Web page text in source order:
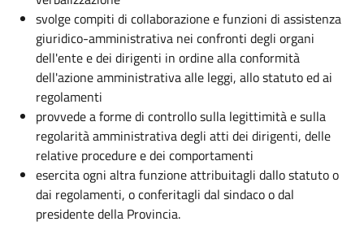
svolge compiti di collaborazione e funzioni di assistenza
giuridico-amministrativa nei confronti degli organi
dell'ente e dei dirigenti in ordine alla conformità
dell'azione amministrativa alle leggi, allo statuto ed ai
regolamenti
provvede a forme di controllo sulla legittimità e sulla
regolarità amministrativa degli atti dei dirigenti, delle
relative procedure e dei comportamenti
esercita ogni altra funzione attribuitagli dallo statuto o
dai regolamenti, o conferitagli dal sindaco o dal
presidente della Provincia.